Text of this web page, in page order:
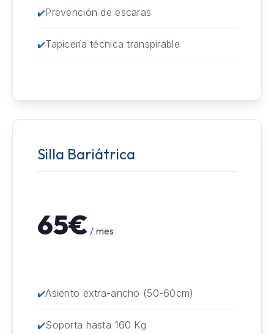
Prevención de escaras
Tapicería técnica transpirable
Silla Bariátrica
65€ / mes
Asiento extra-ancho (50-60cm)
Soporta hasta 160 Kg